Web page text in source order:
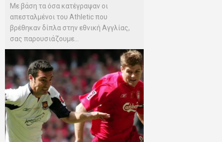
Mε βάση τα όσα κατέγραψαν οι
απεσταλμένοι του Αthletic που
βρέθηκαν δίπλα στην εθνική Αγγλίας,
σας παρουσιάζουμε...